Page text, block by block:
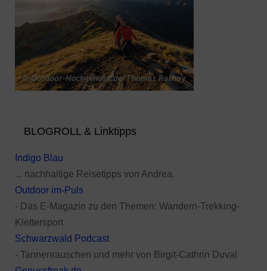
BLOGROLL & Linktipps
Indigo Blau
... nachhaltige Reisetipps von Andrea.
Outdoor im-Puls
- Das E-Magazin zu den Themen: Wandern-Trekking-
Klettersport
Schwarzwald Podcast
- Tannenrauschen und mehr von Birgit-Cathrin Duval